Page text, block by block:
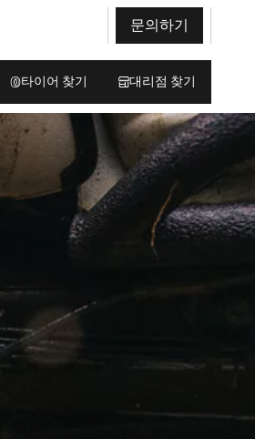
문의하기
타이어 찾기 대리점 찾기